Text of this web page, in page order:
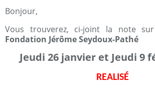
Bonjour,
Vous trouverez, ci-joint la note
Fondation Jérôme Seydoux-Pathé
Jeudi 26 janvier et Jeudi 9
REALISÉ